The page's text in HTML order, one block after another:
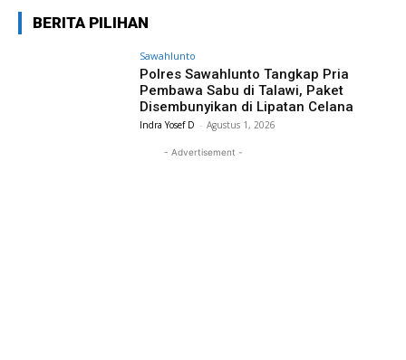
BERITA PILIHAN
Sawahlunto
Polres Sawahlunto Tangkap Pria
Pembawa Sabu di Talawi, Paket
Disembunyikan di Lipatan Celana
Indra Yosef D - Agustus 1, 2026
- Advertisement -